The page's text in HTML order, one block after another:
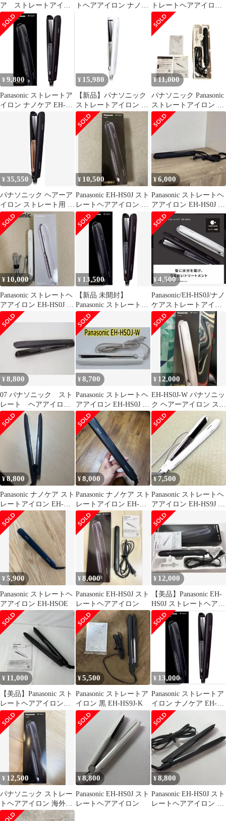
ア ストレートアイロ
ン EH-HS0J ブラック
トヘアアイロン ナノケ
ア 海外対応 EH-HS0J-K
トレートヘアアイロン
EH-HS0J-K
¥ 9,800
Panasonic ストレートア
イロン ナノケア EH-
HS0J 本体
¥ 15,980
【新品】パナソニック
ストレートアイロン ナ
ノケア ヘアアイロン
EH-HS0J-W 白
¥ 11,000
パナソニック Panasonic
ストレートアイロン ナ
ノケア EH-HS0J-
K【AC84】1923481
¥35,550
パナソニック ヘアーア
イロン ストレート用 ナ
ノケア 海外対応 黒 EH-
HS0
¥ 10,500
Panasonic EH-HS0J スト
レートヘアアイロン ナ
ノケア
¥6,000
Panasonic ストレートヘ
アアイロン EH-HS0J 本
体
¥ 10,000
Panasonic ストレートヘ
アアイロン EH-HS0J 本
体
¥ 13,500
【新品 未開封】
Panasonic ストレートア
イロン ナノケア EH-
HS0J
¥ 4,500
Panasonic/EH-HS0J/ナノ
ケアストレートアイロ
ン ホワイト
¥8,800
07 パナソニック スト
レート ヘアアイロ
ン EH−HS0J
¥8,700
Panasonic ストレートヘ
アアイロン EH-HS0J 本
体
¥ 12,000
EH-HS0J-W パナソニッ
ク ヘアーアイロン スト
レート
¥8,800
Panasonic ナノケア スト
レートアイロン EH-
HS0J ブラック
¥8,000
Panasonic ナノケア スト
レートアイロン EH-
HS0J ブラック
¥7,500
Panasonic ストレートヘ
アアイロン EH-HS9J ナ
ノイー
¥5,900
Panasonic ストレートヘ
アアイロン EH-HSOE
¥8,000
Panasonic EH-HS0J スト
レートヘアアイロン
¥ 12,000
【美品】Panasonic EH-
HS0J ストレートヘアア
イロン ブラック
¥ 11,000
【美品】Panasonic スト
レートヘアアイロン
EH-HS0J
¥5,500
Panasonic ストレートア
イロン 黒 EH-HS9J-K
¥ 13,000
Panasonic ストレートア
イロン ナノケア EH-
HS0J-K【新品】
¥ 12,500
パナソニック ストレー
トヘアアイロン 海外対
応 EH-HS0J-K 黒
¥8,800
Panasonic EH-HS0J スト
レートヘアアイロン
¥8,800
Panasonic EH-HS0J スト
レートヘアアイロン ブ